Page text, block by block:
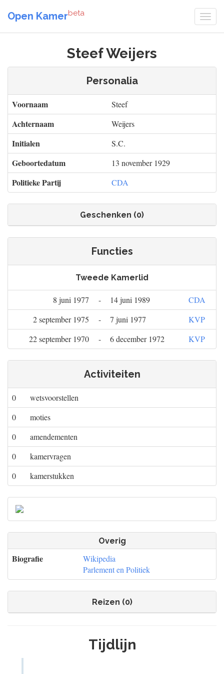
Open Kamerbeta
Steef Weijers
Personalia
Voornaam Steef
Achternaam Weijers
Initialen S.C.
Geboortedatum 13 november 1929
Politieke Partij CDA
Geschenken (0)
Functies
Tweede Kamerlid
8 juni 1977 - 14 juni 1989
CDA
2 september 1975
- 7 juni 1977
KVP
22 september 1970
- 6 december 1972 KVP
Activiteiten
0
wetsvoorstellen
0
moties
0
amendementen
0
kamervragen
0
kamerstukken
Overig
Biografie
Wikipedia
Parlement en Politiek
Reizen (0)
Tijdlijn